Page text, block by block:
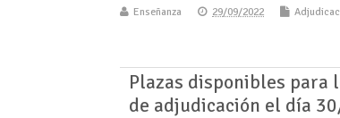
Enseñanza 29/09/2022
Plazas disponibles para
de adjudicación el día